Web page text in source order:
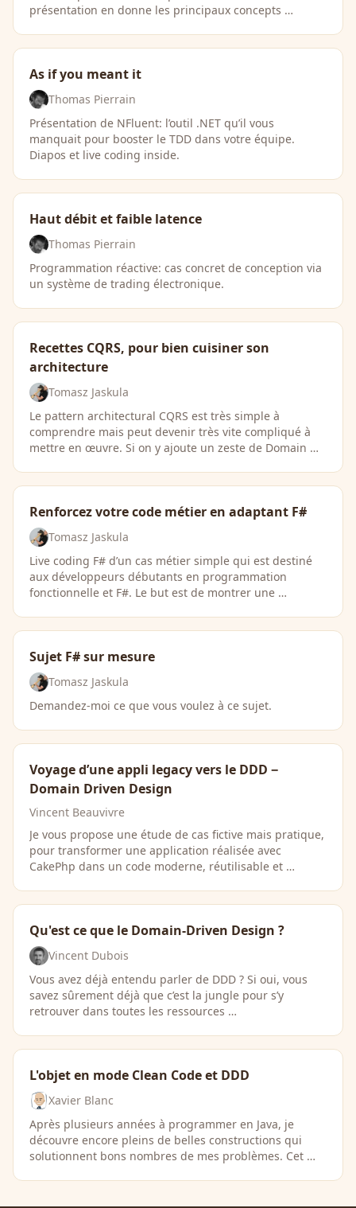
présentation en donne les principaux concepts …
As if you meant it
Thomas Pierrain
Présentation de NFluent: l’outil .NET qu’il vous
manquait pour booster le TDD dans votre équipe.
Diapos et live coding inside.
Haut débit et faible latence
Thomas Pierrain
Programmation réactive: cas concret de conception via
un système de trading électronique.
Recettes CQRS, pour bien cuisiner son
architecture
Tomasz Jaskula
Le pattern architectural CQRS est très simple à
comprendre mais peut devenir très vite compliqué à
mettre en œuvre. Si on y ajoute un zeste de Domain …
Renforcez votre code métier en adaptant F#
Tomasz Jaskula
Live coding F# d’un cas métier simple qui est destiné
aux développeurs débutants en programmation
fonctionnelle et F#. Le but est de montrer une …
Sujet F# sur mesure
Tomasz Jaskula
Demandez-moi ce que vous voulez à ce sujet.
Voyage d’une appli legacy vers le DDD −
Domain Driven Design
Vincent Beauvivre
Je vous propose une étude de cas fictive mais pratique,
pour transformer une application réalisée avec
CakePhp dans un code moderne, réutilisable et …
Qu'est ce que le Domain-Driven Design ?
Vincent Dubois
Vous avez déjà entendu parler de DDD ? Si oui, vous
savez sûrement déjà que c’est la jungle pour s’y
retrouver dans toutes les ressources …
L'objet en mode Clean Code et DDD
Xavier Blanc
Après plusieurs années à programmer en Java, je
découvre encore pleins de belles constructions qui
solutionnent bons nombres de mes problèmes. Cet …